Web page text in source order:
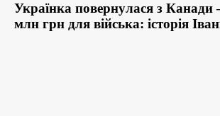
Українка повернулася з Канади
млн грн для війська: історія